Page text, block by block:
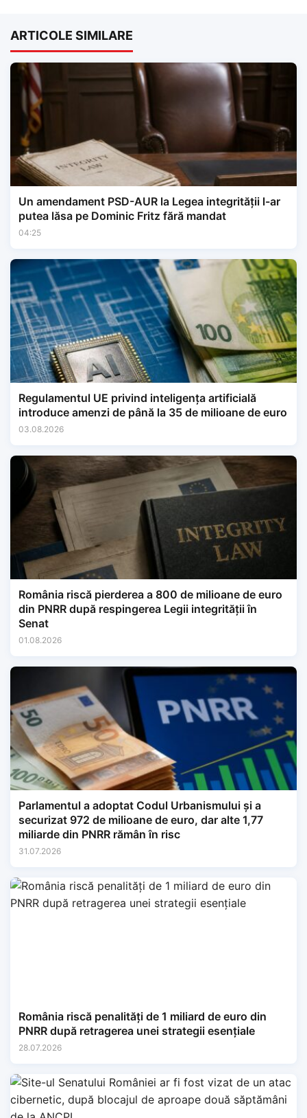
ARTICOLE SIMILARE
Un amendament PSD-AUR la Legea integrității l-ar
putea lăsa pe Dominic Fritz fără mandat
04:25
Regulamentul UE privind inteligența artificială
introduce amenzi de până la 35 de milioane de euro
03.08.2026
România riscă pierderea a 800 de milioane de euro
din PNRR după respingerea Legii integrității în
Senat
01.08.2026
Parlamentul a adoptat Codul Urbanismului și a
securizat 972 de milioane de euro, dar alte 1,77
miliarde din PNRR rămân în risc
31.07.2026
România riscă penalități de 1 miliard de euro din
PNRR după retragerea unei strategii esențiale
28.07.2026